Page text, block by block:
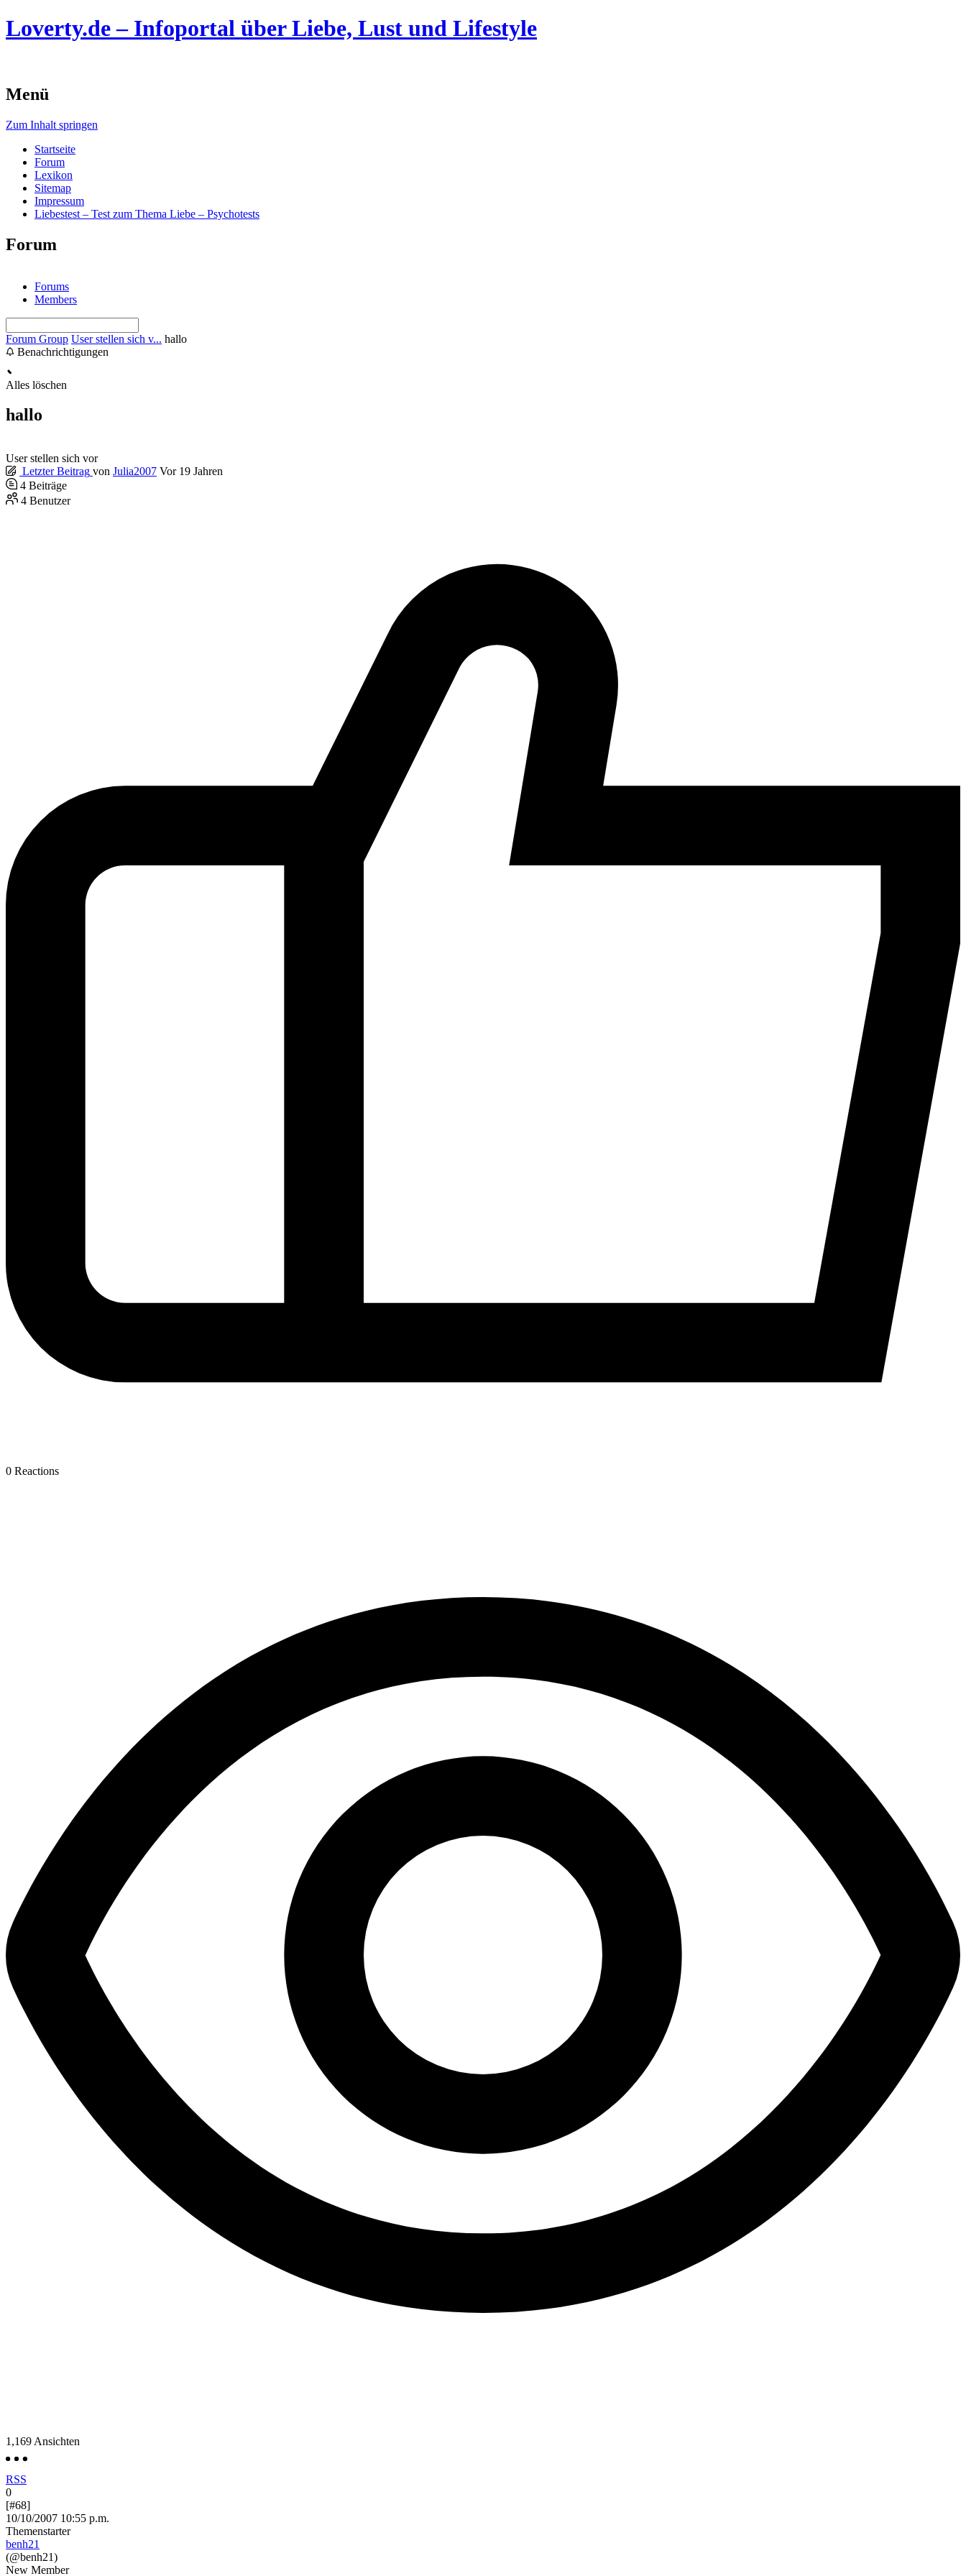
Loverty.de – Infoportal über Liebe, Lust und Lifestyle
Menü
Zum Inhalt springen
Startseite
Forum
Lexikon
Sitemap
Impressum
Liebestest – Test zum Thema Liebe – Psychotests
Forum
Forums
Members
Forum Group User stellen sich v... hallo
Benachrichtigungen
Alles löschen
hallo
User stellen sich vor
Letzter Beitrag von Julia2007 Vor 19 Jahren
4 Beiträge
4 Benutzer
0 Reactions
1,169 Ansichten
RSS
0
[#68]
10/10/2007 10:55 p.m.
Themenstarter
benh21
(@benh21)
New Member